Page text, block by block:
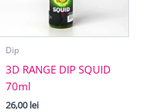
Dip
3D RANGE DIP SQUID
70ml
26,00lei